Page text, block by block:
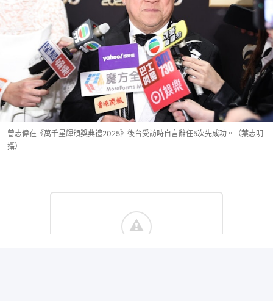
曾志偉在《萬千星輝頒獎典禮2025》後台受訪時自言辭任5次先成功。（葉志明
攝）